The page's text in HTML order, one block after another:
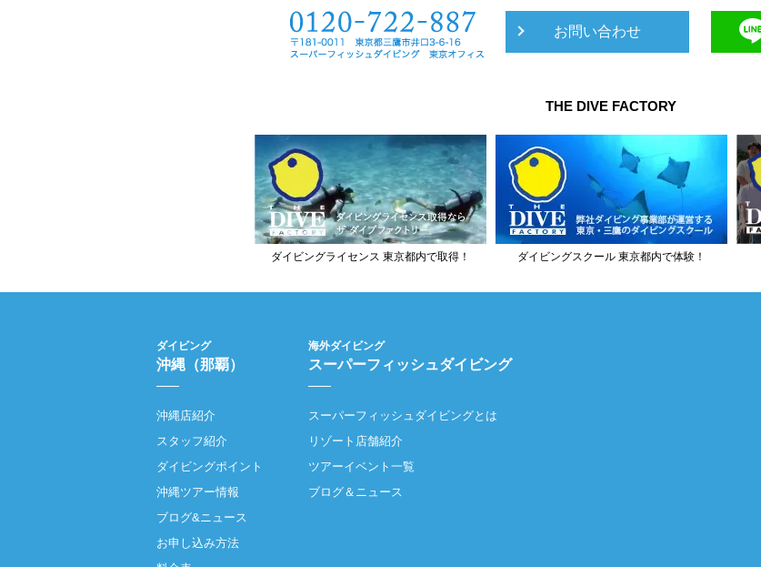
お問い合わせ
THE DIVE FACTORY
ダイビングライセンス 東京都内で取得！ ダイビングスクール 東京都内で体験！
ダイビング
沖縄（那覇）
沖縄店紹介
スタッフ紹介
ダイビングポイント
沖縄ツアー情報
ブログ&ニュース
お申し込み方法
海外ダイビング
スーパーフィッシュダイビング
スーパーフィッシュダイビングとは
リゾート店舗紹介
ツアーイベント一覧
ブログ＆ニュース